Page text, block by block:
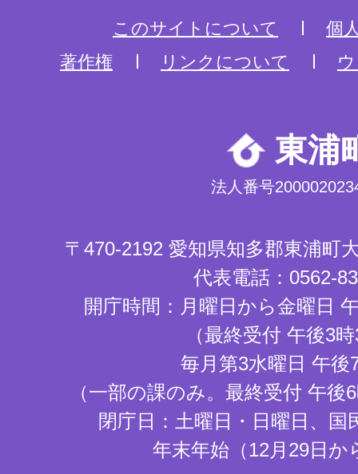
このサイトについて
個
著作権
リンクについて
東浦
法人番号
〒470-2192 愛知県知多郡東浦町
代表電話：0562-
開庁時間：月曜日から金曜日
（最終受付 午後3
毎月第3水曜日 午後
（一部の課のみ。最終受付 午
閉庁日：土曜日・日曜日、国
年末年始（12月29日か